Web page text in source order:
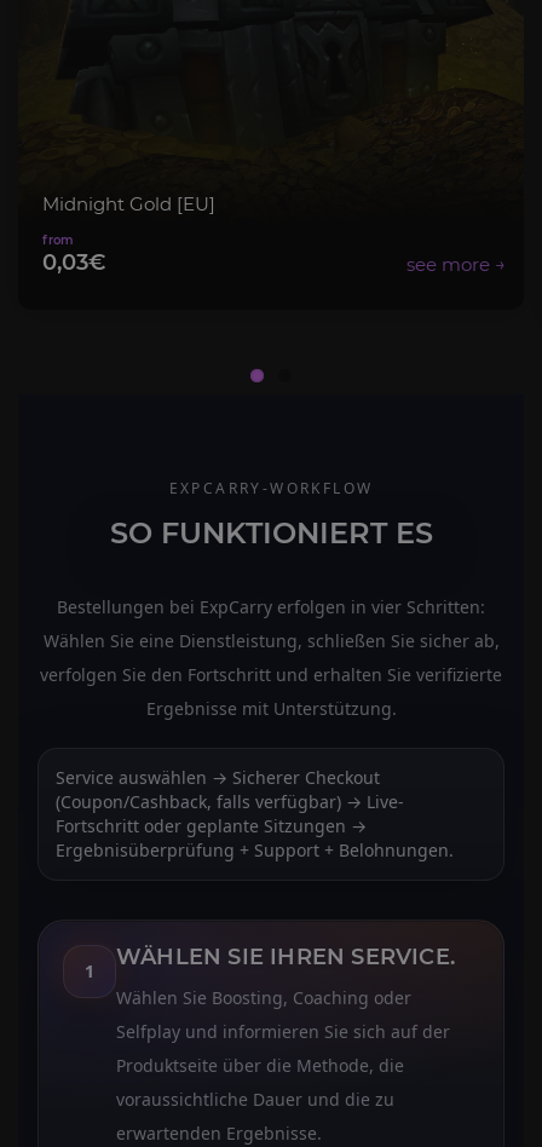
Midnight Gold [EU]
0,03€
EXPCARRY-WORKFLOW
SO FUNKTIONIERT ES
Bestellungen bei ExpCarry erfolgen in vier Schritten:
Wählen Sie eine Dienstleistung, schließen Sie sicher ab,
verfolgen Sie den Fortschritt und erhalten Sie verifizierte
Ergebnisse mit Unterstützung.
Service auswählen → Sicherer Checkout
(Coupon/Cashback, falls verfügbar) → Live-
Fortschritt oder geplante Sitzungen →
Ergebnisüberprüfung + Support + Belohnungen.
1
WÄHLEN SIE IHREN SERVICE.
Wählen Sie Boosting, Coaching oder
Selfplay und informieren Sie sich auf der
Produktseite über die Methode, die
voraussichtliche Dauer und die zu
erwartenden Ergebnisse.